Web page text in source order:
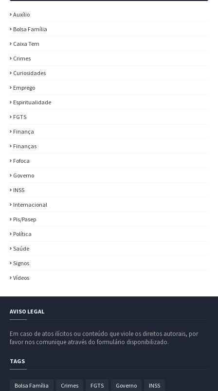
Auxílio
Bolsa Família
Caixa Tem
Crimes
Curiosidades
Emprego
Espiritualidade
FGTS
Finança
Finanças
Fofoca
Governo
INSS
Internacional
Pis/Pasep
Política
Saúde
Signos
Vídeos
AVISO LEGAL
Em caso de atos ilícitos ou conteúdo que viole os direitos autorais, por
favor nos comunique através do formulário disponibilizado.
TAGS
Bolsa Família Crimes FGTS Governo INSS